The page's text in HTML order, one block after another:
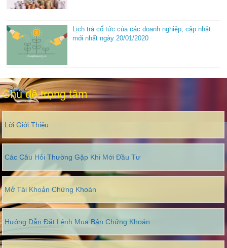
Lịch trả cổ tức của các doanh nghiệp, cập nhật
mới nhất ngày 20/01/2020
Chủ đề trọng tâm
Lời Giới Thiệu
Các Câu Hỏi Thường Gặp Khi Mới Đầu Tư
Mở Tài Khoản Chứng Khoán
Hướng Dẫn Đặt Lệnh Mua Bán Chứng Khoán